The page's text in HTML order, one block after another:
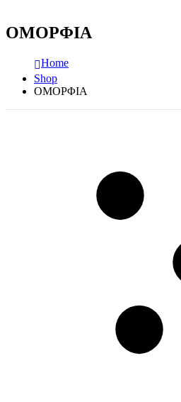
ΟΜΟΡΦΙΑ
Home
Shop
ΟΜΟΡΦΙΑ